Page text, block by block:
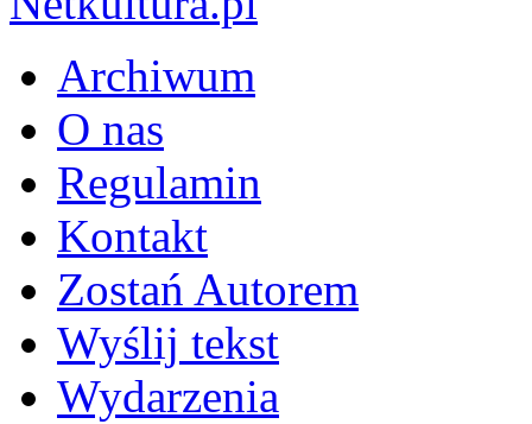
Archiwum
O nas
Regulamin
Kontakt
Zostań Autorem
Wyślij tekst
Wydarzenia